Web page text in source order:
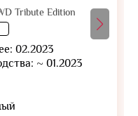
Tribute Edition
02.2023
~ 01.2023